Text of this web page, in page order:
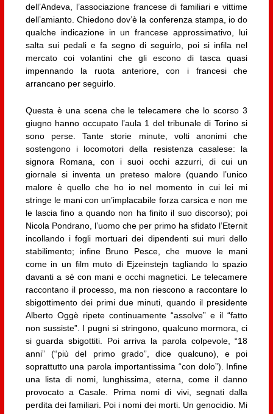
dell’Andeva, l’associazione francese di familiari e vittime
dell’amianto. Chiedono dov’è la conferenza stampa, io do
qualche indicazione in un francese approssimativo, lui
salta sui pedali e fa segno di seguirlo, poi si infila nel
mercato coi volantini che gli escono di tasca quasi
impennando la ruota anteriore, con i francesi che
arrancano per seguirlo.
Questa è una scena che le telecamere che lo scorso 3
giugno hanno occupato l’aula 1 del tribunale di Torino si
sono perse. Tante storie minute, volti anonimi che
sostengono i locomotori della resistenza casalese: la
signora Romana, con i suoi occhi azzurri, di cui un
giornale si inventa un preteso malore (quando l’unico
malore è quello che ho io nel momento in cui lei mi
stringe le mani con un’implacabile forza carsica e non me
le lascia fino a quando non ha finito il suo discorso); poi
Nicola Pondrano, l’uomo che per primo ha sfidato l’Eternit
incollando i fogli mortuari dei dipendenti sui muri dello
stabilimento; infine Bruno Pesce, che muove le mani
come in un film muto di Ejzeinstejn tagliando lo spazio
davanti a sé con mani e occhi magnetici. Le telecamere
raccontano il processo, ma non riescono a raccontare lo
sbigottimento dei primi due minuti, quando il presidente
Alberto Oggè ripete continuamente “assolve” e il “fatto
non sussiste”. I pugni si stringono, qualcuno mormora, ci
si guarda sbigottiti. Poi arriva la parola colpevole, “18
anni” (“più del primo grado”, dice qualcuno), e poi
soprattutto una parola importantissima “con dolo”). Infine
una lista di nomi, lunghissima, eterna, come il danno
provocato a Casale. Prima nomi di vivi, segnati dalla
perdita dei familiari. Poi i nomi dei morti. Un genocidio. Mi